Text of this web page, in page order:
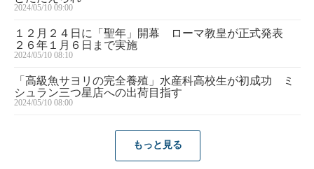
2024/05/10 09:00
１２月２４日に「聖年」開幕 ローマ教皇が正式発表
２６年１月６日まで実施
2024/05/10 08:10
「高級魚サヨリの完全養殖」水産科高校生が初成功 ミ
シュラン三つ星店への出荷目指す
2024/05/10 08:00
もっと見る